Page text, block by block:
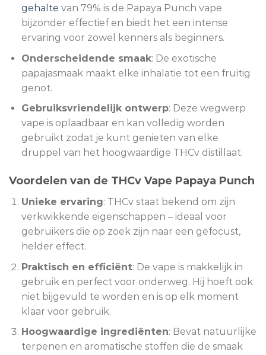
gehalte van 79% is de Papaya Punch vape
bijzonder effectief en biedt het een intense
ervaring voor zowel kenners als beginners.
Onderscheidende smaak: De exotische
papajasmaak maakt elke inhalatie tot een fruitig
genot.
Gebruiksvriendelijk ontwerp: Deze wegwerp
vape is oplaadbaar en kan volledig worden
gebruikt zodat je kunt genieten van elke
druppel van het hoogwaardige THCv distillaat.
Voordelen van de THCv Vape Papaya Punch
Unieke ervaring: THCv staat bekend om zijn
verkwikkende eigenschappen – ideaal voor
gebruikers die op zoek zijn naar een gefocust,
helder effect.
Praktisch en efficiënt: De vape is makkelijk in
gebruik en perfect voor onderweg. Hij hoeft ook
niet bijgevuld te worden en is op elk moment
klaar voor gebruik.
Hoogwaardige ingrediënten: Bevat natuurlijke
terpenen en aromatische stoffen die de smaak